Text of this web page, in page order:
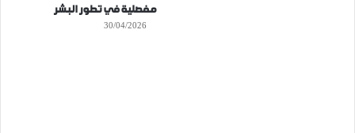
مفصلية في تطور البشر
30/04/2026